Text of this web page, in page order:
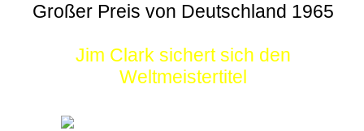
Großer Preis von Deutschland 1965
Jim Clark sichert sich den
Weltmeistertitel